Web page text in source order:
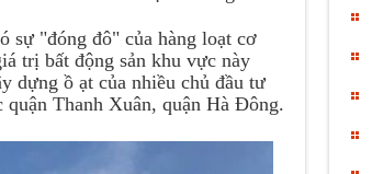
sự "đóng đô" của hàng loạt cơ
trị bất động sản khu vực này
dựng ồ ạt của nhiều chủ đầu tư
Thanh Xuân, quận Hà Đông.